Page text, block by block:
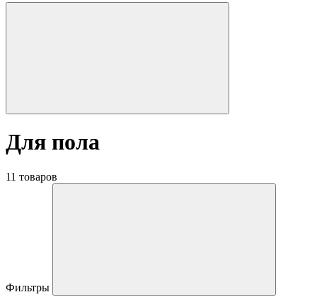
Для пола
11 товаров
Фильтры